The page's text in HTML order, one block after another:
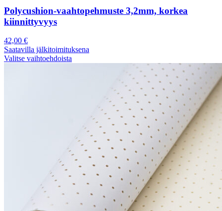
Polycushion-vaahtopehmuste 3,2mm, korkea
kiinnittyvyys
42,00 €
Saatavilla jälkitoimituksena
Valitse vaihtoehdoista